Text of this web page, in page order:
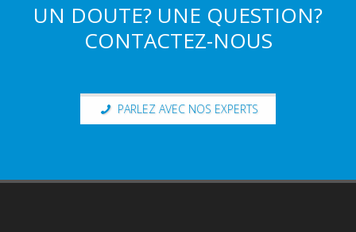
UN DOUTE? UNE QUESTION?
CONTACTEZ-NOUS
PARLEZ AVEC NOS EXPERTS